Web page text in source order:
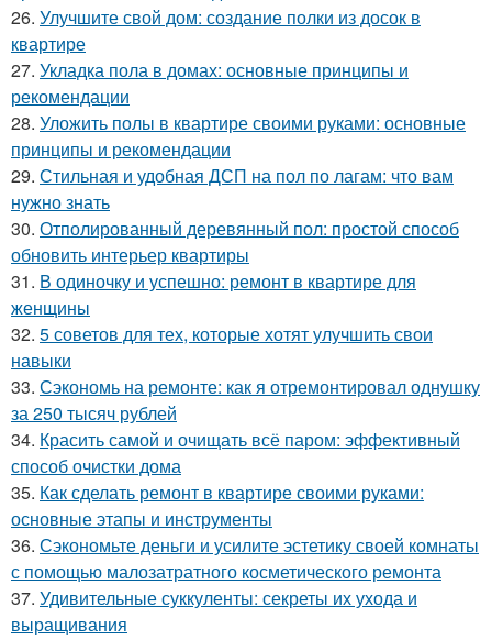
26. Улучшите свой дом: создание полки из досок в
квартире
27. Укладка пола в домах: основные принципы и
рекомендации
28. Уложить полы в квартире своими руками: основные
принципы и рекомендации
29. Стильная и удобная ДСП на пол по лагам: что вам
нужно знать
30. Отполированный деревянный пол: простой способ
обновить интерьер квартиры
31. В одиночку и успешно: ремонт в квартире для
женщины
32. 5 советов для тех, которые хотят улучшить свои
навыки
33. Сэкономь на ремонте: как я отремонтировал однушку
за 250 тысяч рублей
34. Красить самой и очищать всё паром: эффективный
способ очистки дома
35. Как сделать ремонт в квартире своими руками:
основные этапы и инструменты
36. Сэкономьте деньги и усилите эстетику своей комнаты
с помощью малозатратного косметического ремонта
37. Удивительные суккуленты: секреты их ухода и
выращивания